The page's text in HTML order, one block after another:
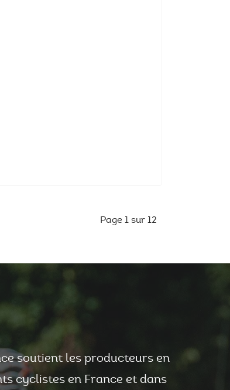
Page 1 sur 12
soutient les producteurs en
cyclistes en France et dans